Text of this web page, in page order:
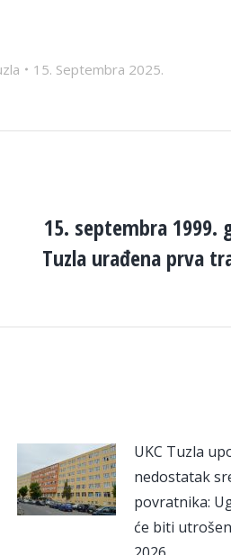
15. Septembra 2025.
Next
post:
15. septembra 1999.
Tuzla urađena prva
UKC Tuzla
nedostatak
povratnika:
će biti